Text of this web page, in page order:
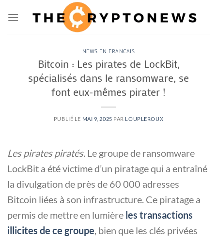
NEWS EN FRANCAIS
Bitcoin : Les pirates de LockBit,
spécialisés dans le ransomware, se
font eux-mêmes pirater !
PUBLIÉ LE MAI 9, 2025 PAR LOUPLEROUX
Les pirates piratés. Le groupe de ransomware
LockBit a été victime d’un piratage qui a entraîné
la divulgation de près de 60 000 adresses
Bitcoin liées à son infrastructure. Ce piratage a
permis de mettre en lumière les transactions
illicites de ce groupe , bien que les clés privées